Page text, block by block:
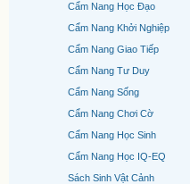
Cẩm Nang Học Đạo
Cẩm Nang Khởi Nghiệp
Cẩm Nang Giao Tiếp
Cẩm Nang Tư Duy
Cẩm Nang Sống
Cẩm Nang Chơi Cờ
Cẩm Nang Học Sinh
Cẩm Nang Học IQ-EQ
Sách Sinh Vật Cảnh